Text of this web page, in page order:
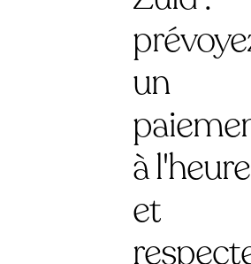
un
à l'heure
et